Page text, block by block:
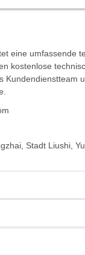
eine umfassende
kostenlose
Kundendienstteam
Stadt Liushi,